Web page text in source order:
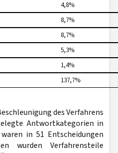
4,8%
8,7%
8,7%
5,3%
1,4%
137,7%
des Verfahrens
Antwortkategorien in
in 51 Entscheidungen
wurden Verfahrensteile